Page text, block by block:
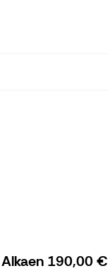
Alkaen 190,00 €